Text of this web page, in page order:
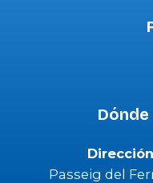
Passeig del